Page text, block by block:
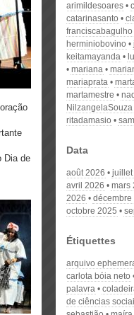
Dia de
arimildesoares
catarinasanto
franciscabagulho
herminiobovino
keitamayanda
mariana
mariaprata
martamestre
NilzangelaSouza
ritadamasio
Data
août 2026 juillet
avril 2026
mars
2026
décembre
octobre 2025
Étiquettes
arquivo
carlota bóia neto
palavra
de ciências